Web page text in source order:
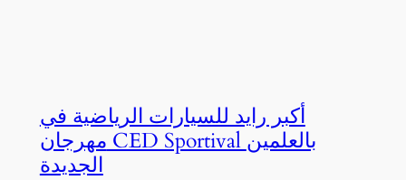
أكبر رايد للسيارات الرياضية في
مهرجان CED Sportival بالعلمين
الجديدة